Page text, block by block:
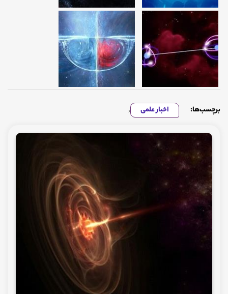
برچسب‌ها: اخبار علمی ,